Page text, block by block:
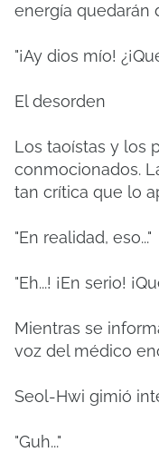
energía quedarán
"¡Ay dios mío!
El desorden
Los taoístas y los
conmocionados.
tan crítica que lo
"En realidad, eso..."
"Eh...! ¡En serio!
Mientras se
voz del médico
Seol-Hwi gimió
"Guh..."